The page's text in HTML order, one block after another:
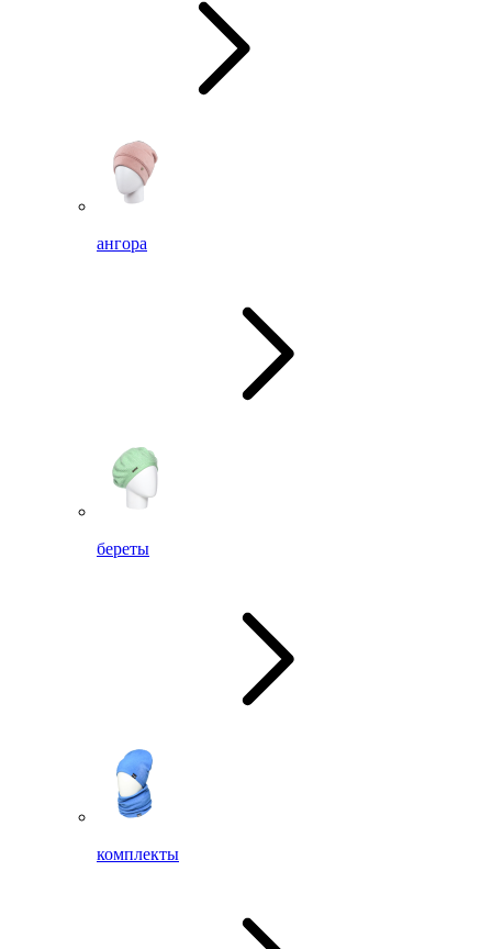
ангора
береты
комплекты